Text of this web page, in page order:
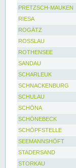
PRETZSCH-MAUKEN
RIESA
ROGÄTZ
ROSSLAU
ROTHENSEE
SANDAU
SCHARLEUK
SCHNACKENBURG
SCHULAU
SCHÖNA
SCHÖNEBECK
SCHÖPFSTELLE
SEEMANNSHÖFT
STADERSAND
STORKAU